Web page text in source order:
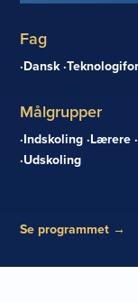
Fag
Dansk
Målgrupper
Indskoling Lærere
Udskoling
Se programmet →